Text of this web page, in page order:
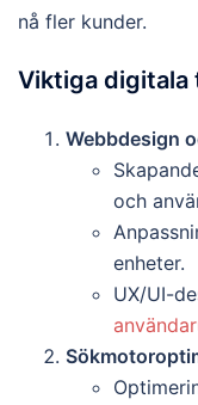
nå fler kunder.
Viktiga digitala
Webbdesign
och
enheter.
UX/UI-